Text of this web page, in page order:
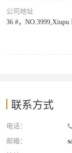
公司地址
36 #，NO.3999,Xiupu
联系方式
电话：
邮箱：